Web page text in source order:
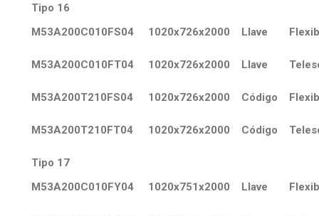
Tipo 16
M53A200C010FS04
1020x726x2000 Llave
M53A200C010FT04 1020x726x2000 Llave
M53A200T210FS04 1020x726x2000 Código
M53A200T210FT04 1020x726x2000 Código
Tipo 17
M53A200C010FY04
1020x751x2000 Llave